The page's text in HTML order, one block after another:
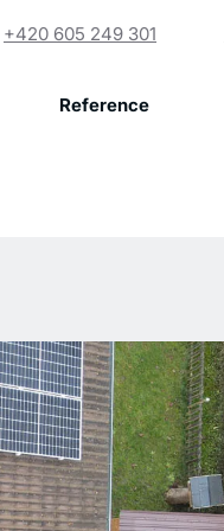
Reference
+420 605 249 301